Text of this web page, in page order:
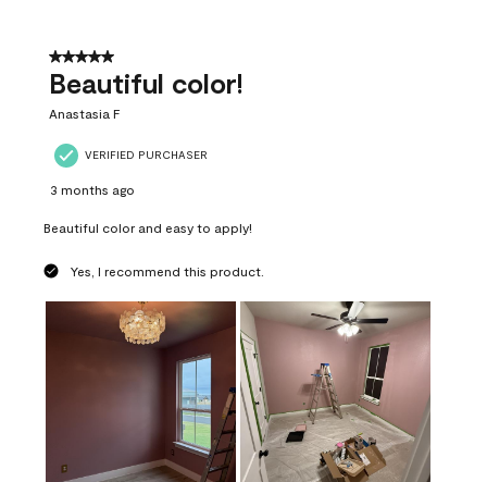
5 out of 5 stars.
Beautiful color!
Anastasia F
VERIFIED PURCHASER
3 months ago
Beautiful color and easy to apply!
Yes, I recommend this product.